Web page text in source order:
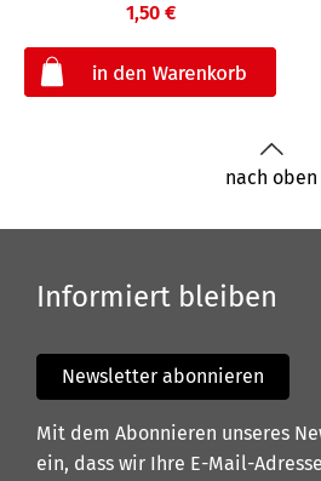
1,50 €
nach oben
Informiert bleiben
Newsletter abonnieren
Mit dem Abonnieren unseres
ein, dass wir Ihre E-Mail-